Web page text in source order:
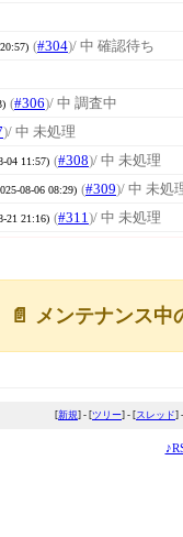
(#304)/ 中 確認待ち
(#306)/ 中 調査中
)/ 中 未処理
04 11:57) (#308)/ 中 未処理
08-06 08:29) (#309)/ 中 未処
21 21:16) (#311)/ 中 未処理
📄 メンテナンス中
[新規] - [ツリー] - [スレッド]